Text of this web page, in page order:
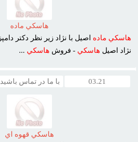
هاسکي ماده
هاسکي ماده اصيل با نژاد زير نظر دکتر
نژاد اصيل هاسکي - فروش هاسکي ...
03.21 با ما در تماس باشید
هاسکي قهوه اي